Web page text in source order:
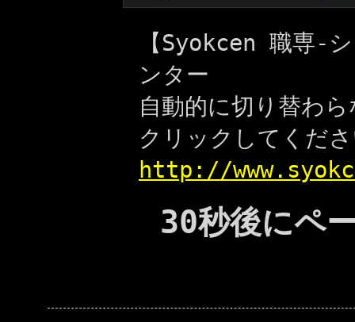
【Syokcen 職専-
ンター
自動的に切り替わ
クリックしてくだ
http://
30秒後にペ